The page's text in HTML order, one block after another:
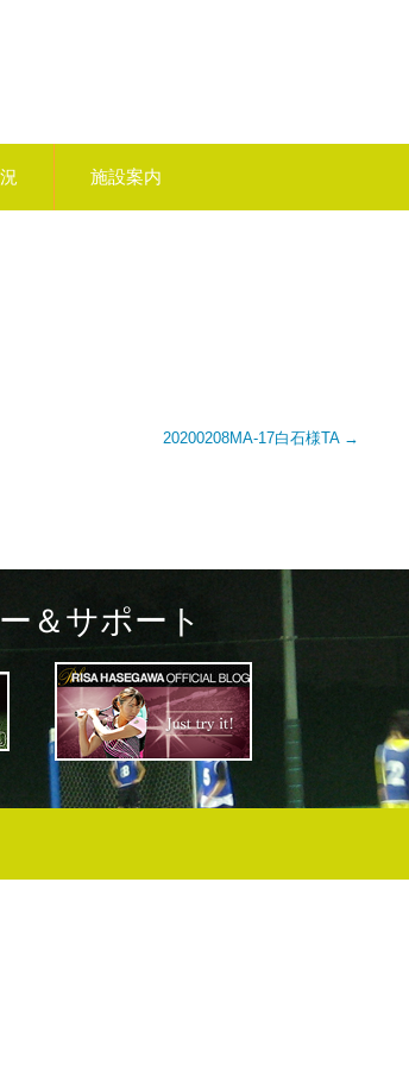
施設案内
20200208MA-17白石様TA →
＆サポート